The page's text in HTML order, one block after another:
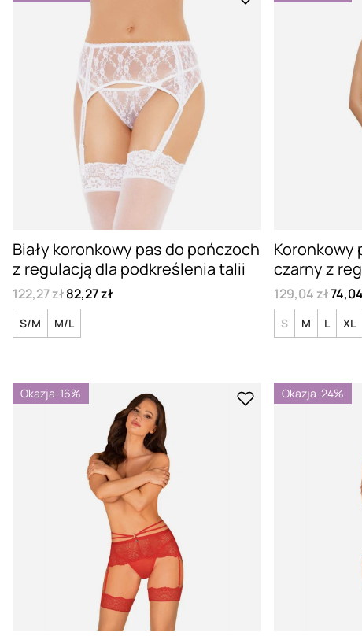
Biały koronkowy pas do pończoch
z regulacją dla podkreślenia talii
122,27 zł82,27 zł
S/M M/L
Koronkowy
czarny z
129,04 zł
S M L XL
Okazja-16% Okazja-24%